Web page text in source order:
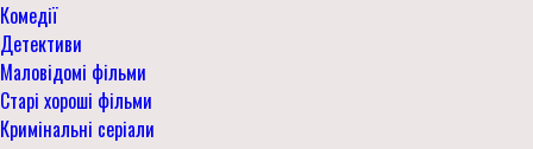
Комедії
Детективи
Маловідомі фільми
Старі хороші фільми
Кримінальні серіали